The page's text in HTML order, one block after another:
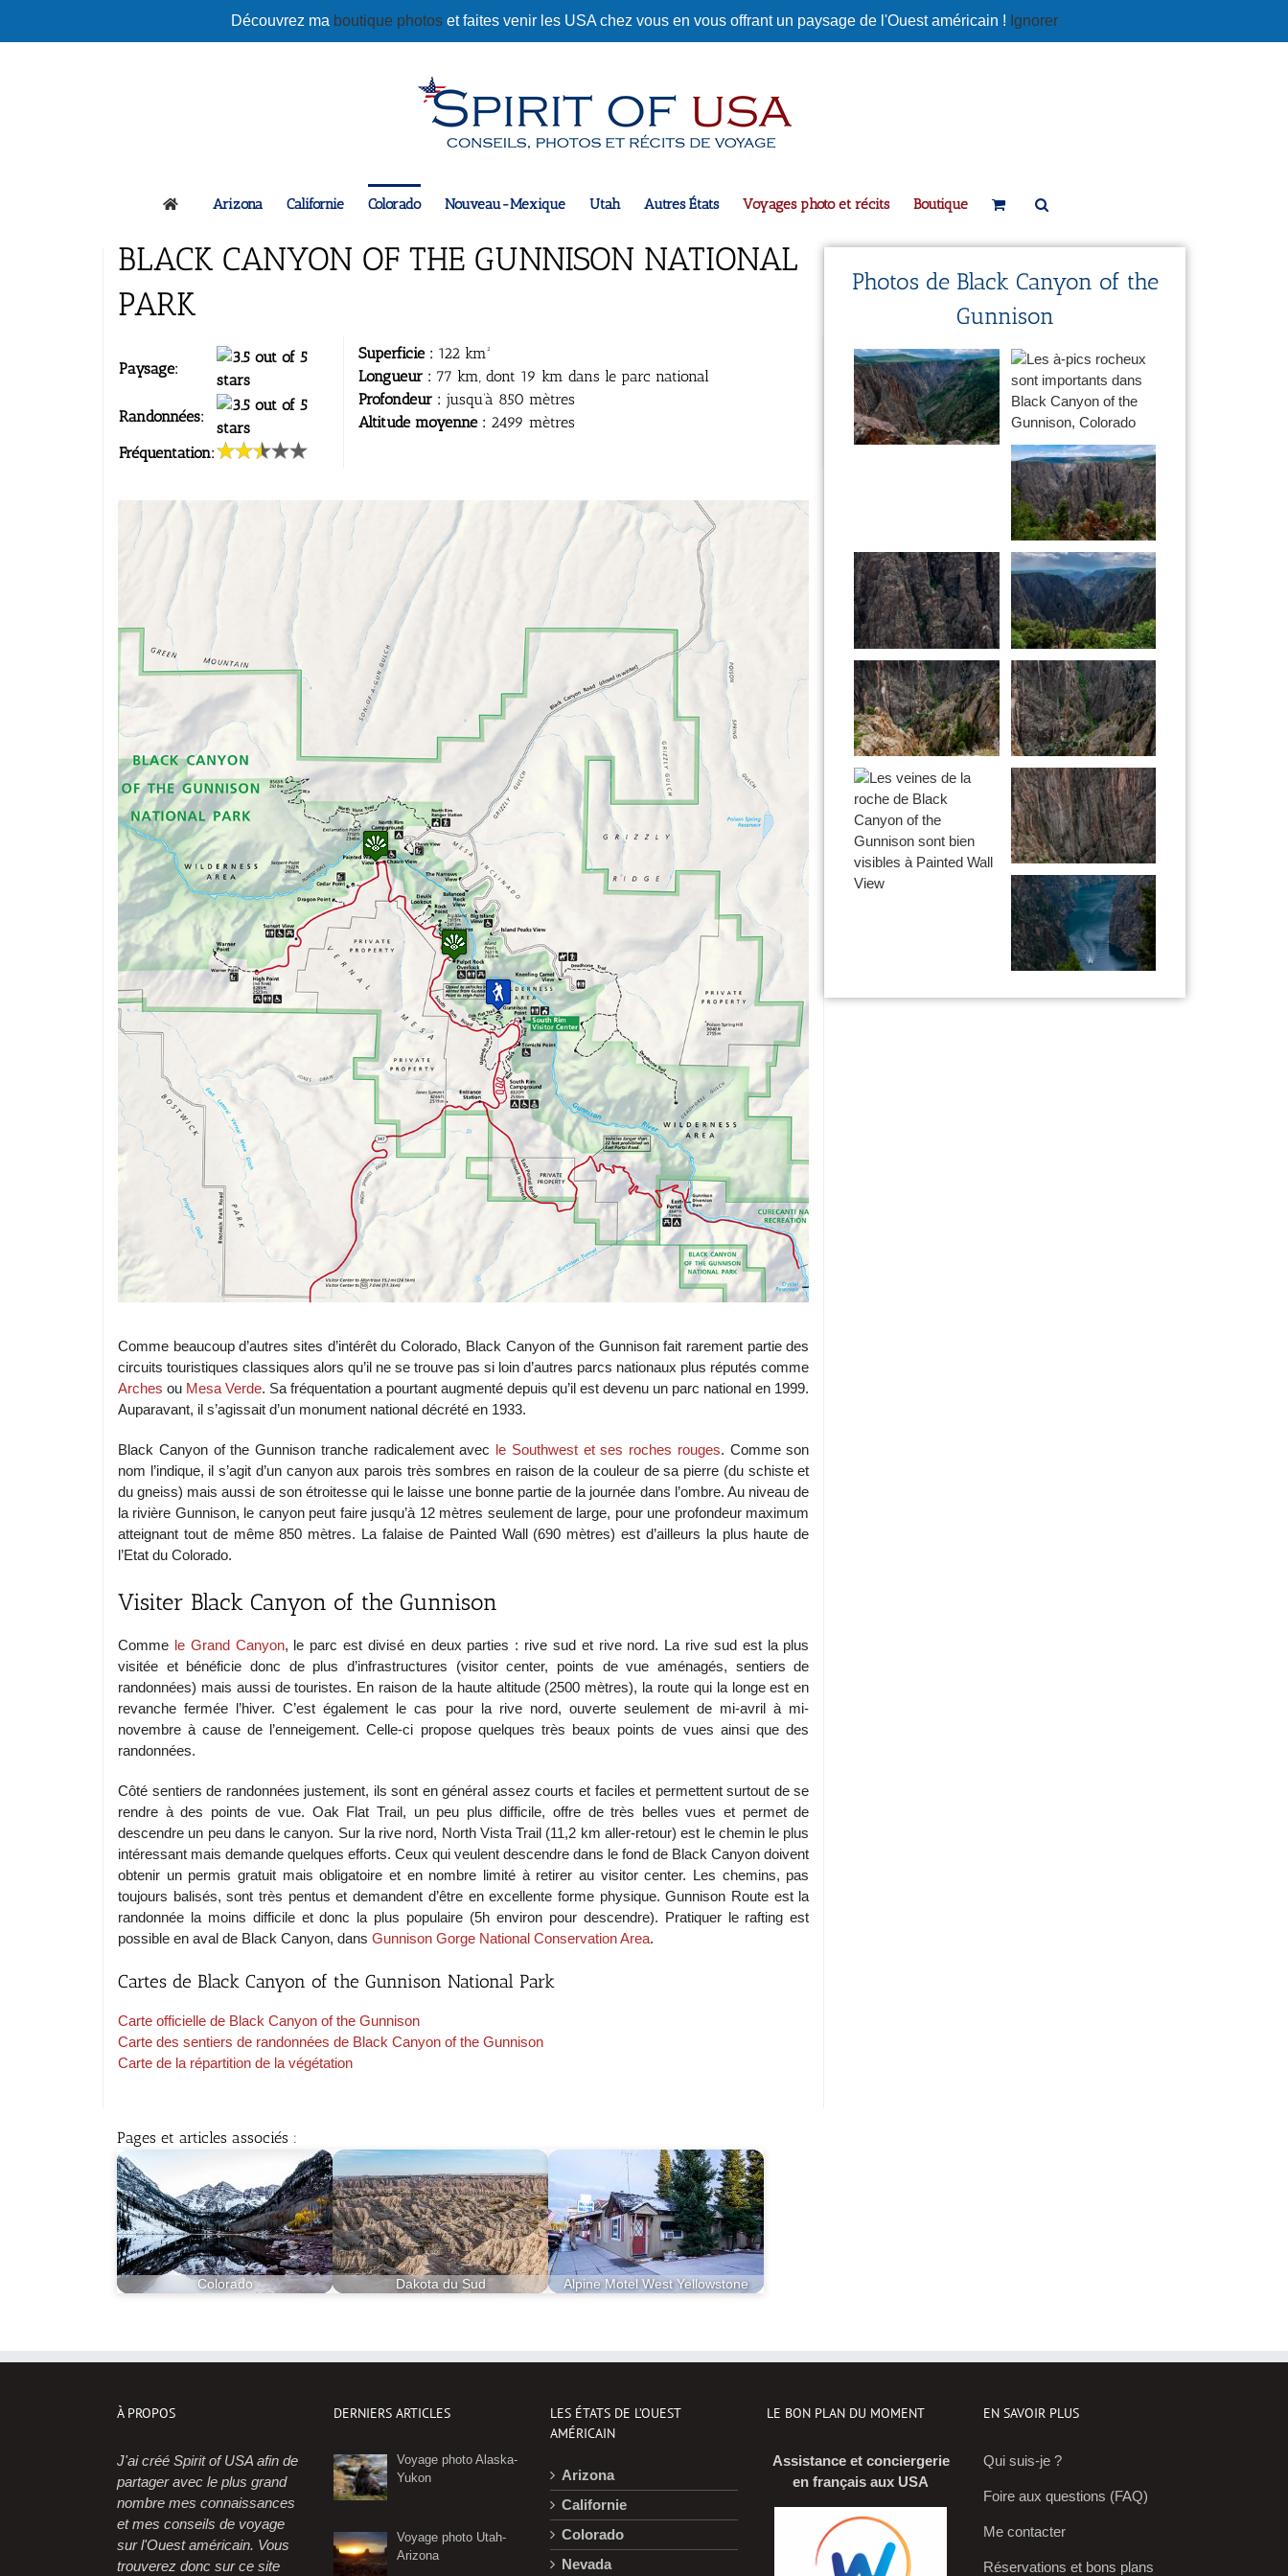
Découvrez ma boutique photos et faites venir les USA chez vous en vous offrant un paysage de l'Ouest américain ! Ignorer
Arizona Californie Colorado Nouveau-Mexique Utah Autres États Voyages photo et récits Boutique
BLACK CANYON OF THE GUNNISON NATIONAL
PARK
Paysage:
Randonnées:
Fréquentation:
Superficie : 122 km²
Longueur : 77 km, dont 19 km dans le parc national
Profondeur : jusqu’à 850 mètres
Altitude moyenne : 2499 mètres
Comme beaucoup d’autres sites d’intérêt du Colorado, Black Canyon of the Gunnison fait rarement partie des
circuits touristiques classiques alors qu’il ne se trouve pas si loin d’autres parcs nationaux plus réputés comme
Arches ou Mesa Verde. Sa fréquentation a pourtant augmenté depuis qu’il est devenu un parc national en 1999.
Auparavant, il s’agissait d’un monument national décrété en 1933.
Black Canyon of the Gunnison tranche radicalement avec le Southwest et ses roches rouges. Comme son
nom l’indique, il s’agit d’un canyon aux parois très sombres en raison de la couleur de sa pierre (du schiste et
du gneiss) mais aussi de son étroitesse qui le laisse une bonne partie de la journée dans l’ombre. Au niveau de
la rivière Gunnison, le canyon peut faire jusqu’à 12 mètres seulement de large, pour une profondeur maximum
atteignant tout de même 850 mètres. La falaise de Painted Wall (690 mètres) est d’ailleurs la plus haute de
l’Etat du Colorado.
Visiter Black Canyon of the Gunnison
Comme le Grand Canyon, le parc est divisé en deux parties : rive sud et rive nord. La rive sud est la plus
visitée et bénéficie donc de plus d’infrastructures (visitor center, points de vue aménagés, sentiers de
randonnées) mais aussi de touristes. En raison de la haute altitude (2500 mètres), la route qui la longe est en
revanche fermée l’hiver. C’est également le cas pour la rive nord, ouverte seulement de mi-avril à mi-
novembre à cause de l’enneigement. Celle-ci propose quelques très beaux points de vues ainsi que des
randonnées.
Côté sentiers de randonnées justement, ils sont en général assez courts et faciles et permettent surtout de se
rendre à des points de vue. Oak Flat Trail, un peu plus difficile, offre de très belles vues et permet de
descendre un peu dans le canyon. Sur la rive nord, North Vista Trail (11,2 km aller-retour) est le chemin le plus
intéressant mais demande quelques efforts. Ceux qui veulent descendre dans le fond de Black Canyon doivent
obtenir un permis gratuit mais obligatoire et en nombre limité à retirer au visitor center. Les chemins, pas
toujours balisés, sont très pentus et demandent d’être en excellente forme physique. Gunnison Route est la
randonnée la moins difficile et donc la plus populaire (5h environ pour descendre). Pratiquer le rafting est
possible en aval de Black Canyon, dans Gunnison Gorge National Conservation Area.
Cartes de Black Canyon of the Gunnison National Park
Carte officielle de Black Canyon of the Gunnison
Carte des sentiers de randonnées de Black Canyon of the Gunnison
Carte de la répartition de la végétation
Photos de Black Canyon of the
Gunnison
RESTEZ
INFORMÉS !
Pages et articles associés :
Colorado Dakota du Sud Alpine Motel West Yellowstone
À PROPOS
J'ai créé Spirit of USA afin de
partager avec le plus grand
nombre mes connaissances
et mes conseils de voyage
sur l'Ouest américain. Vous
trouverez donc sur ce site
DERNIERS ARTICLES
Voyage photo Alaska-
Yukon
Voyage photo Utah-
Arizona
LES ÉTATS DE L’OUEST
AMÉRICAIN
Arizona
Californie
Colorado
Nevada
LE BON PLAN DU MOMENT
Assistance et conciergerie
en français aux USA
EN SAVOIR PLUS
Qui suis-je ?
Foire aux questions (FAQ)
Me contacter
Réservations et bons plans